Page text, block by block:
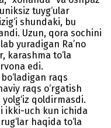
tuyg‘ular
shundaki, bu
Uzun, qora sochini
yuradigan Ra’no
karashma to‘la
edi.
raqs
raqs o‘rgatish
qoldirmasdi.
ikki-uch kun ichida
haqida to‘la